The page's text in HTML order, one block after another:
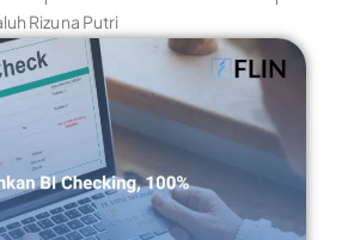
Rizuna Putri